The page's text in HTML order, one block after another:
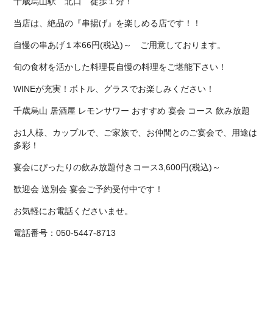
当店は、絶品の『串揚げ』を楽しめる店です！！
自慢の串あげ１本66円(税込)～ ご用意しております。
旬の食材を活かした料理長自慢の料理をご堪能下さい！
WINEが充実！ボトル、グラスでお楽しみください！
千歳烏山 居酒屋 レモンサワー おすすめ 宴会 コース 飲み放題
お1人様、カップルで、ご家族で、お仲間とのご宴会で、用途は
多彩！
宴会にぴったりの飲み放題付きコース3,600円(税込)～
歓迎会 送別会 宴会ご予約受付中です！
お気軽にお電話くださいませ。
電話番号：050-5447-8713